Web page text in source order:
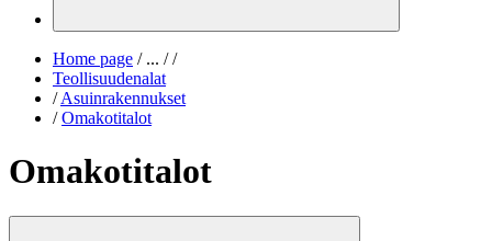
Home page /... / /
Teollisuudenalat
/ Asuinrakennukset
/ Omakotitalot
Omakotitalot